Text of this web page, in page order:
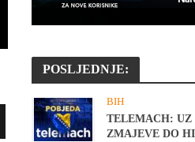
POSLJEDNJE:
BIH
TELEMACH: UZ
ZMAJEVE DO